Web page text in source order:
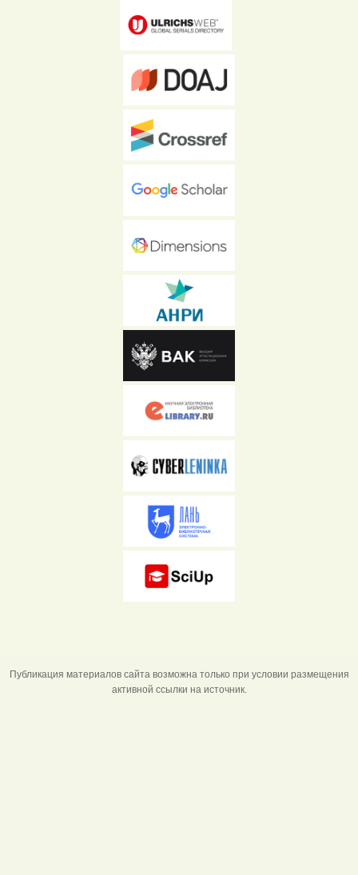
Публикация материалов сайта возможна только при условии размещения
активной ссылки на источник.